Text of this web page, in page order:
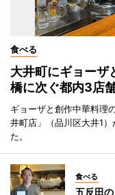
食べる
大井町にギョー
橋に次ぐ都内3店
ギョーザと創作中華料理
井町店」（品川区大井1
た。
食べる
五反田